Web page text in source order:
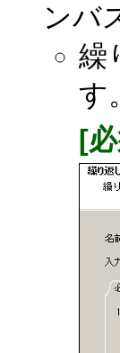
ンバ
繰
す。
[